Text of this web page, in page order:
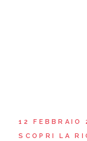
12 FEBBRAIO
SCOPRI LA